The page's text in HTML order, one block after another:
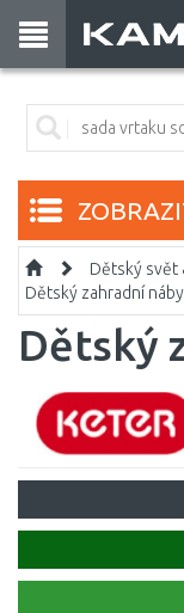
Dětský svět
Dětský zahradní
Dětský